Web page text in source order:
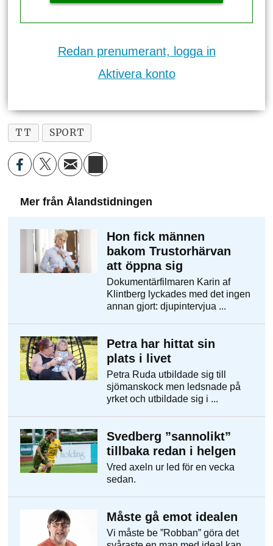
Redan prenumerant, logga in
Aktivera konto
TT SPORT